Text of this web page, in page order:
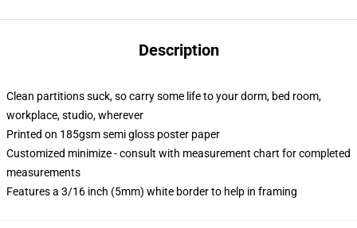
Description
Clean partitions suck, so carry some life to your dorm, bed room,
workplace, studio, wherever
Printed on 185gsm semi gloss poster paper
Customized minimize - consult with measurement chart for completed
measurements
Features a 3/16 inch (5mm) white border to help in framing